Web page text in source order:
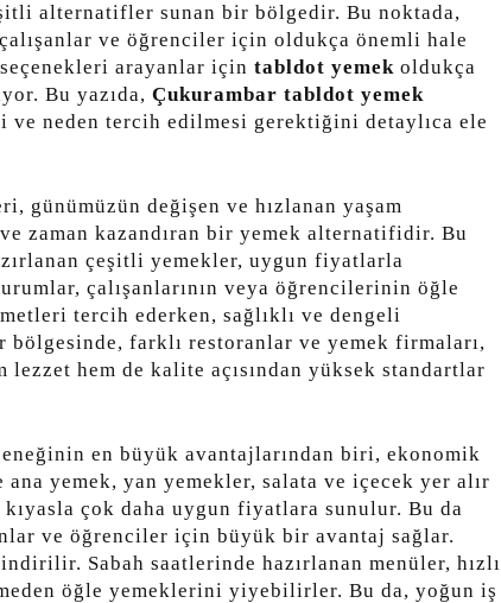
alternatifler sunan bir bölgedir. Bu noktada,
ve öğrenciler için oldukça önemli hale
arayanlar için tabldot yemek oldukça
Bu yazıda, Çukurambar tabldot yemek
neden tercih edilmesi gerektiğini detaylıca ele
günümüzün değişen ve hızlanan yaşam
zaman kazandıran bir yemek alternatifidir. Bu
çeşitli yemekler, uygun fiyatlarla
çalışanlarının veya öğrencilerinin öğle
tercih ederken, sağlıklı ve dengeli
farklı restoranlar ve yemek firmaları,
hem de kalite açısından yüksek standartlar
en büyük avantajlarından biri, ekonomik
yemek, yan yemekler, salata ve içecek yer alır
çok daha uygun fiyatlara sunulur. Bu da
ve öğrenciler için büyük bir avantaj sağlar.
Sabah saatlerinde hazırlanan menüler, hızlı
öğle yemeklerini yiyebilirler. Bu da, yoğun iş